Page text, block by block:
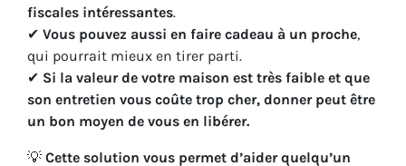
fiscales intéressantes.
✔ Vous pouvez aussi en faire cadeau à un proche,
qui pourrait mieux en tirer parti.
✔ Si la valeur de votre maison est très faible et que
son entretien vous coûte trop cher, donner peut être
un bon moyen de vous en libérer.
💡 Cette solution vous permet d’aider quelqu’un